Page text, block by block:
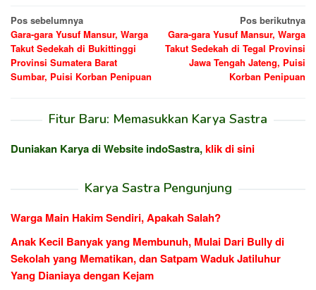
Navigasi
pos
Pos sebelumnya
Gara-gara Yusuf Mansur, Warga
Takut Sedekah di Bukittinggi
Provinsi Sumatera Barat
Sumbar, Puisi Korban Penipuan
Pos berikutnya
Gara-gara Yusuf Mansur, Warga
Takut Sedekah di Tegal Provinsi
Jawa Tengah Jateng, Puisi
Korban Penipuan
Fitur Baru: Memasukkan Karya Sastra
Duniakan Karya di Website indoSastra,klik di sini
Karya Sastra Pengunjung
Warga Main Hakim Sendiri, Apakah Salah?
Anak Kecil Banyak yang Membunuh, Mulai Dari Bully di
Sekolah yang Mematikan, dan Satpam Waduk Jatiluhur
Yang Dianiaya dengan Kejam